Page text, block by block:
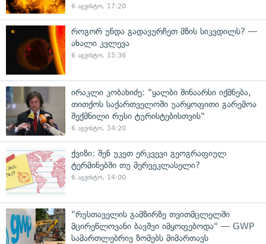
6 აგვისტო, 17:20
როგორ უნდა გადავურჩეთ მზის სიკვდილს? —
ახალი კვლევა
6 აგვისტო, 15:36
ირაკლი კობახიძე: "ყალბი შინაარსი იქმნება,
თითქოს საქართველოში უარყოფითი გარემოა
შექმნილი რუსი ტურისტებისთვის"
6 აგვისტო, 14:20
ქვიზი: შენ უკეთ ერკვევი გეოგრაფიულ
ტერმინებში თუ მერვეკლასელი?
6 აგვისტო, 14:00
"რუსთაველის გამზირზე თვითმცლელში
მცირეწლოვანი ბავშვი იმყოფებოდა" — GWP
სამართლებრივ ზომებს მიმართავს